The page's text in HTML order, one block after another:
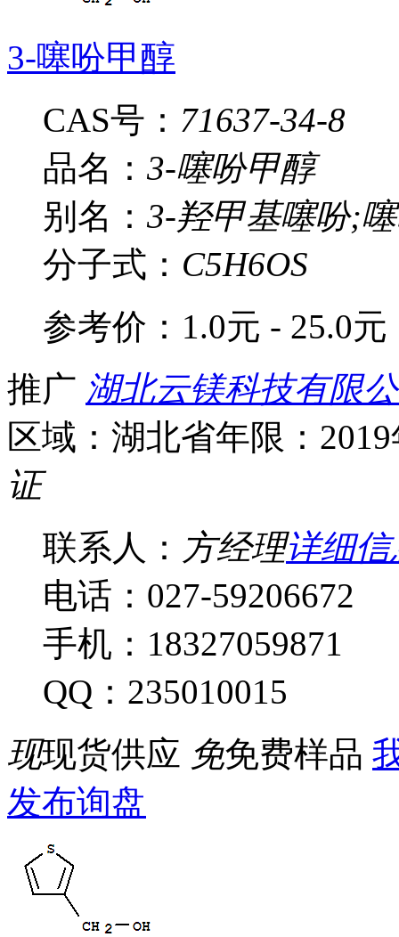
3-噻吩甲醇
CAS号： 71637-34-8
品名： 3-噻吩甲醇
别名： 3-羟甲基噻吩;
分子式： C5H6OS
参考价： 1.0元 - 25.0元
推广 湖北云镁科技有限
区域：湖北省年限：
证
联系人： 方经理详细信
电话：027-59206672
手机：18327059871
QQ：235010015
现现货供应 免免费样品
发布询盘